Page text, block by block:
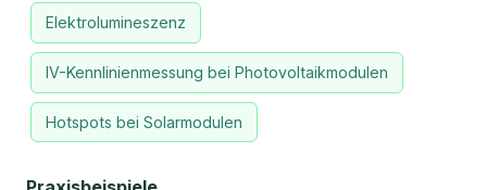
Elektrolumineszenz
IV-Kennlinienmessung bei Photovoltaikmodulen
Hotspots bei Solarmodulen